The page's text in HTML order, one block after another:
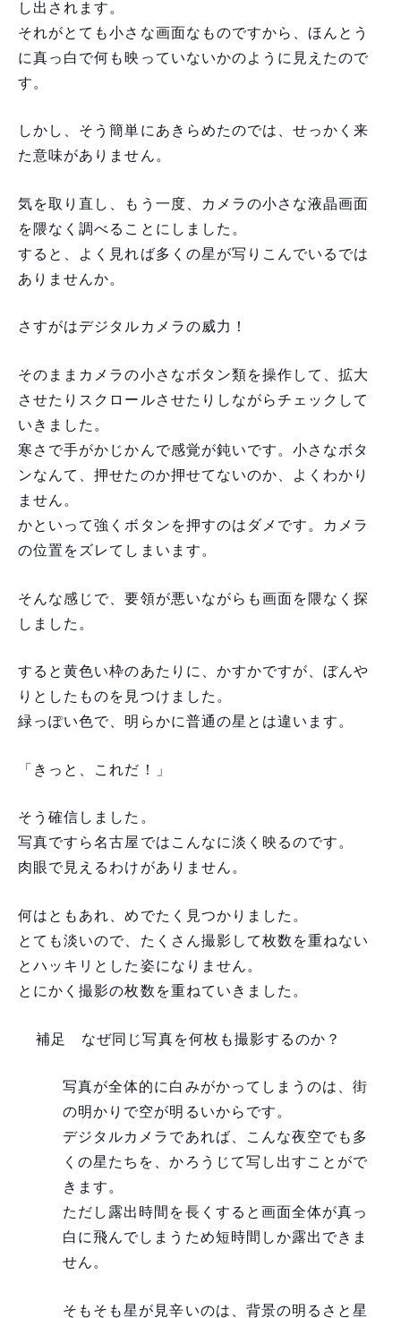
し出されます。
それがとても小さな画面なものですから、ほんとう
に真っ白で何も映っていないかのように見えたので
す。
しかし、そう簡単にあきらめたのでは、せっかく来
た意味がありません。
気を取り直し、もう一度、カメラの小さな液晶画面
を隈なく調べることにしました。
すると、よく見れば多くの星が写りこんでいるでは
ありませんか。
さすがはデジタルカメラの威力！
そのままカメラの小さなボタン類を操作して、拡大
させたりスクロールさせたりしながらチェックして
いきました。
寒さで手がかじかんで感覚が鈍いです。小さなボタ
ンなんて、押せたのか押せてないのか、よくわかり
ません。
かといって強くボタンを押すのはダメです。カメラ
の位置をズレてしまいます。
そんな感じで、要領が悪いながらも画面を隈なく探
しました。
すると黄色い枠のあたりに、かすかですが、ぼんや
りとしたものを見つけました。
緑っぽい色で、明らかに普通の星とは違います。
「きっと、これだ！」
そう確信しました。
写真ですら名古屋ではこんなに淡く映るのです。
肉眼で見えるわけがありません。
何はともあれ、めでたく見つかりました。
とても淡いので、たくさん撮影して枚数を重ねない
とハッキリとした姿になりません。
とにかく撮影の枚数を重ねていきました。
補足 なぜ同じ写真を何枚も撮影するのか？
写真が全体的に白みがかってしまうのは、街
の明かりで空が明るいからです。
デジタルカメラであれば、こんな夜空でも多
くの星たちを、かろうじて写し出すことがで
きます。
ただし露出時間を長くすると画面全体が真っ
白に飛んでしまうため短時間しか露出できま
せん。
そもそも星が見辛いのは、背景の明るさと星